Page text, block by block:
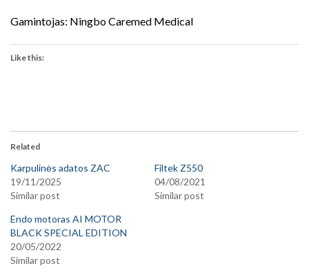
Gamintojas: Ningbo Caremed Medical
Like this:
Related
Karpulinės adatos ZAC
19/11/2025
Similar post
Filtek Z550
04/08/2021
Similar post
Endo motoras AI MOTOR
BLACK SPECIAL EDITION
20/05/2022
Similar post